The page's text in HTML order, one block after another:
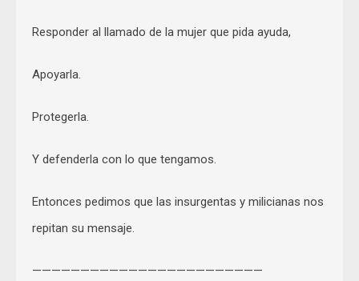
Responder al llamado de la mujer que pida ayuda,
Apoyarla.
Protegerla.
Y defenderla con lo que tengamos.
Entonces pedimos que las insurgentas y milicianas nos
repitan su mensaje.
————————————————————————